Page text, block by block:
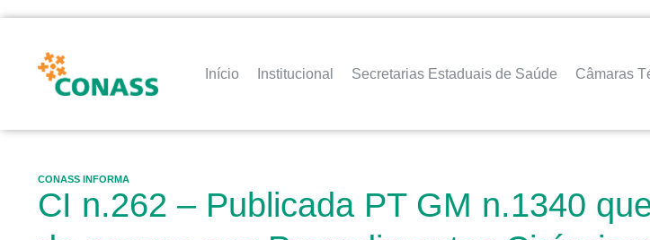
Início Institucional Secretarias Estaduais de Saúde Câmaras
CONASS INFORMA
CI n.262 – Publicada PT GM n.1340